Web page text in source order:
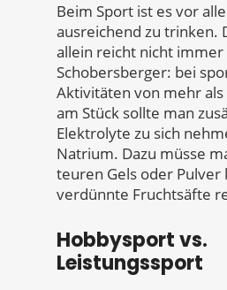
Beim Sport ist es vor
ausreichend zu trinken.
allein reicht nicht immer
Schobersberger: bei
Aktivitäten von mehr
am Stück sollte man
Elektrolyte zu sich
Natrium. Dazu müsse
teuren Gels oder Pulver
verdünnte Fruchtsäfte
Hobbysport vs.
Leistungssport